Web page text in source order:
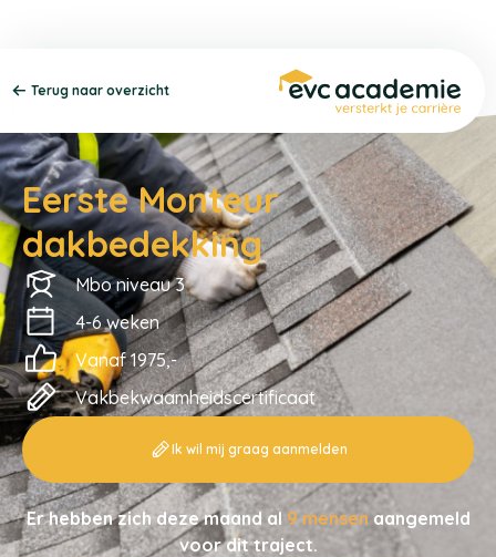
Terug naar overzicht
Eerste Monteur
dakbedekking
Mbo niveau 3
4-6 weken
Vanaf 1975,-
Vakbekwaamheidscertificaat
Ik wil mij graag aanmelden
Er hebben zich deze maand al 9 mensenaangemeld
voor dit traject.